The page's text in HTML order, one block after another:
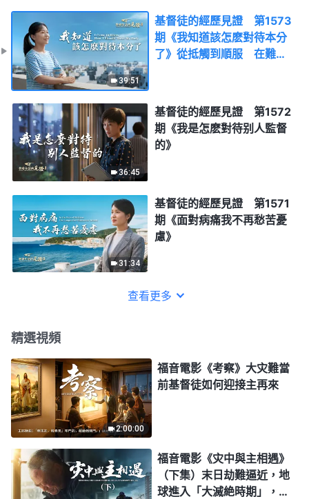
39:51
基督徒的經歷見證 第1573
期《我知道該怎麽對待本分
了》從抵觸到順服 在難處
36:45
基督徒的經歷見證 第1572
期《我是怎麽對待别人監督
的》
31:34
基督徒的經歷見證 第1571
期《面對病痛我不再愁苦憂
慮》
查看更多
精選視頻
2:00:00
福音電影《考察》大灾難當
前基督徒如何迎接主再來
福音電影《灾中與主相遇》
（下集）末日劫難逼近，地
球進入「大滅絶時期」，人